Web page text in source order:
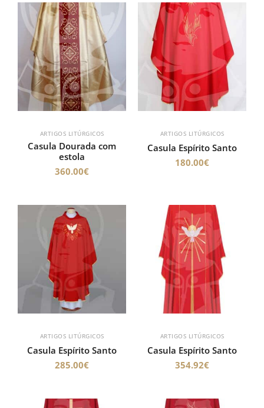
ARTIGOS LITÚRGICOS
Casula Dourada com
estola
360.00€
ARTIGOS LITÚRGICOS
Casula Espírito Santo
180.00€
ARTIGOS LITÚRGICOS
Casula Espírito Santo
285.00€
ARTIGOS LITÚRGICOS
Casula Espírito Santo
354.92€